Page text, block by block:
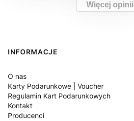
Więcej opinii
Linki w stopce
INFORMACJE
O nas
Karty Podarunkowe | Voucher
Regulamin Kart Podarunkowych
Kontakt
Producenci